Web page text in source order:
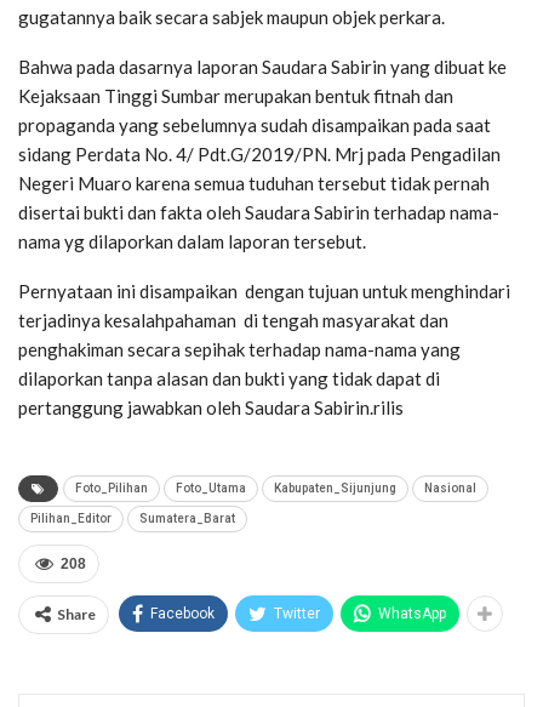
gugatannya baik secara sabjek maupun objek perkara.
Bahwa pada dasarnya laporan Saudara Sabirin yang dibuat ke
Kejaksaan Tinggi Sumbar merupakan bentuk fitnah dan
propaganda yang sebelumnya sudah disampaikan pada saat
sidang Perdata No. 4/ Pdt.G/2019/PN. Mrj pada Pengadilan
Negeri Muaro karena semua tuduhan tersebut tidak pernah
disertai bukti dan fakta oleh Saudara Sabirin terhadap nama-
nama yg dilaporkan dalam laporan tersebut.
Pernyataan ini disampaikan dengan tujuan untuk menghindari
terjadinya kesalahpahaman di tengah masyarakat dan
penghakiman secara sepihak terhadap nama-nama yang
dilaporkan tanpa alasan dan bukti yang tidak dapat di
pertanggung jawabkan oleh Saudara Sabirin.rilis
Foto_Pilihan Foto_Utama Kabupaten_Sijunjung Nasional
Pilihan_Editor Sumatera_Barat
208
Share Facebook Twitter WhatsApp